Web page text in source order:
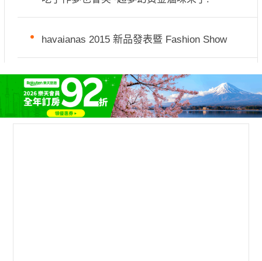
havaianas 2015 新品發表暨 Fashion Show